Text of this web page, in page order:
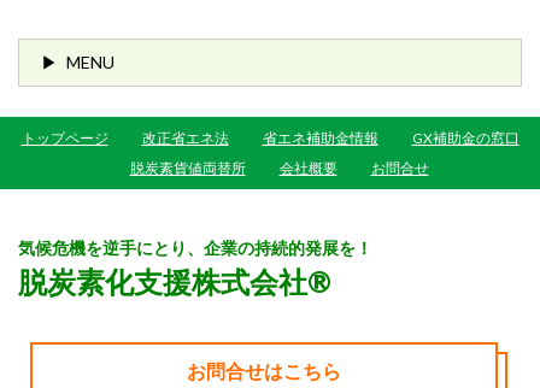
MENU
トップページ 改正省エネ法 省エネ補助金情報
GX補助金の窓口
脱炭素貨値両替所
会社概要 お問合せ
気候危機を逆手にとり、企業の持続的発展を！
脱炭素化支援株式会社®
お問合せはこちら